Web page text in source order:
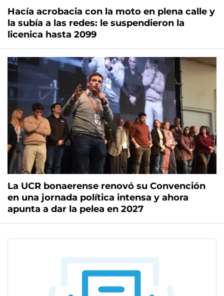
Hacía acrobacia con la moto en plena calle y
la subía a las redes: le suspendieron la
licenica hasta 2099
La UCR bonaerense renovó su Convención
en una jornada política intensa y ahora
apunta a dar la pelea en 2027